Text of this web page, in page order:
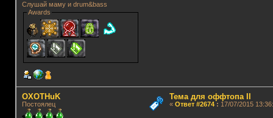
Слушай маму и drum&bass
Awards
OXOTHuK
Постоялец
Тема для оффтопа II
« Ответ #2674: 17/07/2015